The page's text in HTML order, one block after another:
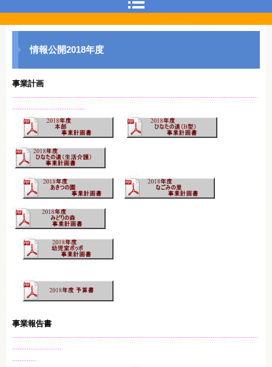
情報公開2018年度
事業計画
………………………………………………………………………………………………………………………
………………………………….
事業報告書
………………………………………………………………………………………………………………………
………………………
………….